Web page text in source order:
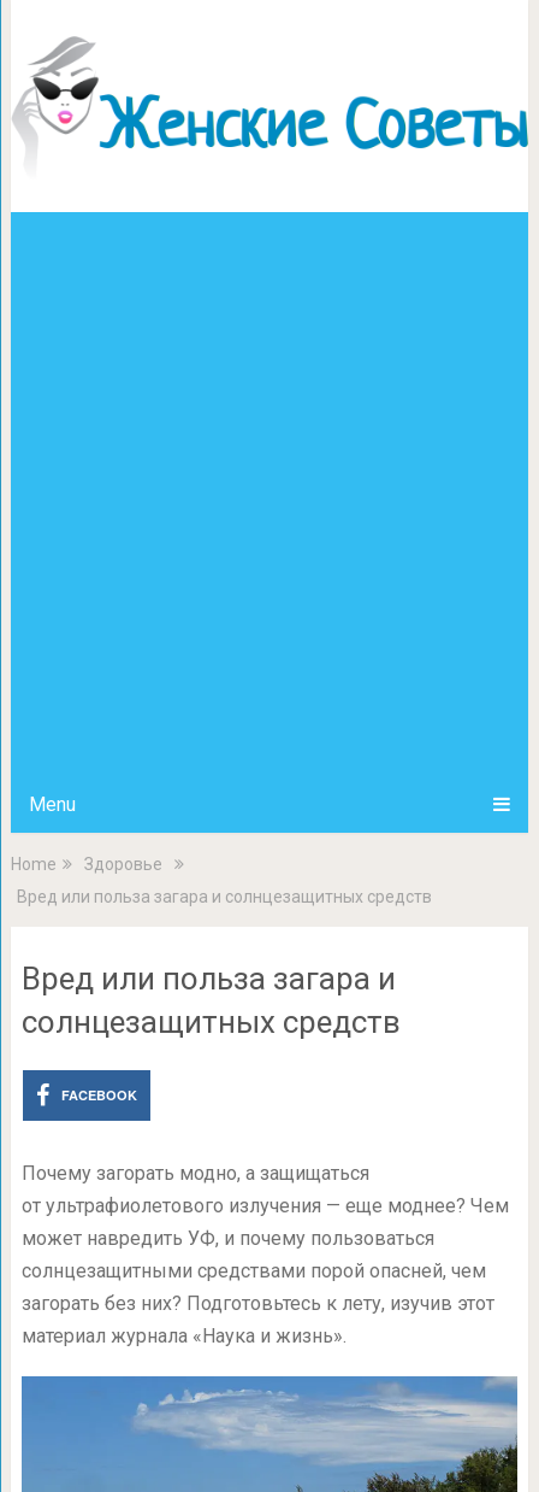
Menu
Home
Здоровье
Вред или польза загара и солнцезащитных средств
Вред или польза загара и
солнцезащитных средств
FACEBOOK
Почему загорать модно, а защищаться
от ультрафиолетового излучения — еще моднее? Чем
может навредить УФ, и почему пользоваться
солнцезащитными средствами порой опасней, чем
загорать без них? Подготовьтесь к лету, изучив этот
материал журнала «Наука и жизнь».